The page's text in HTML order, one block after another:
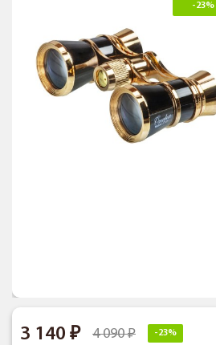
-23%
3 140 4 090 -23%